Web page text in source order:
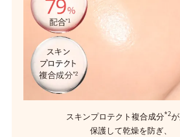
スキンプロテクト複合成分*2
保護して乾燥を防ぎ、